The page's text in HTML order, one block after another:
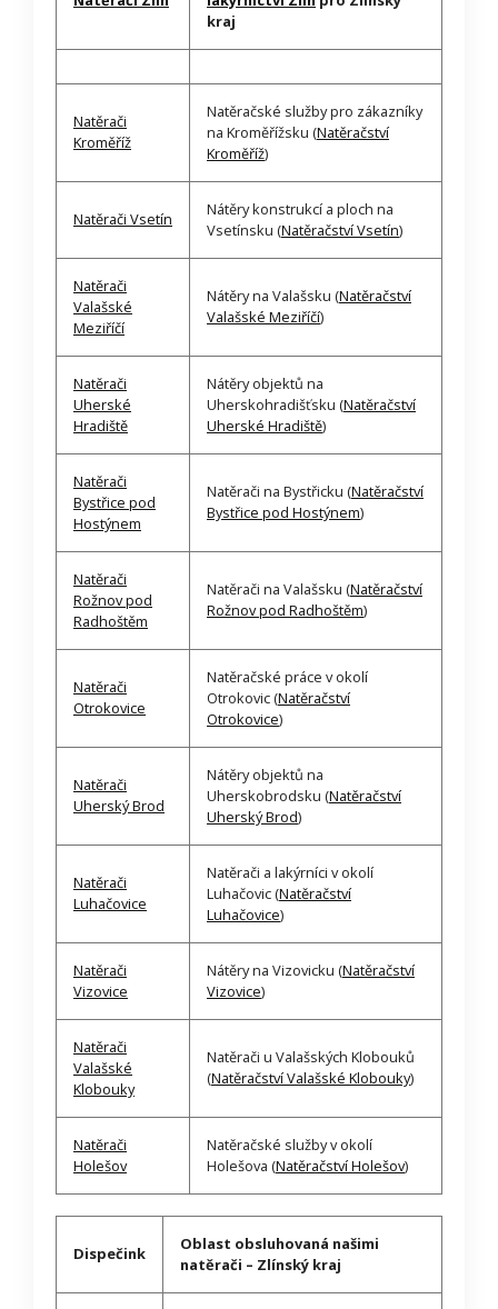
kraj
Natěrači
Kroměříž
Natěračské služby pro zákazníky
na Kroměřížsku (Natěračství
Kroměříž)
Natěrači Vsetín
Nátěry konstrukcí a ploch na
Vsetínsku (Natěračství Vsetín)
Natěrači
Valašské
Meziříčí
Nátěry na Valašsku (Natěračství
Valašské Meziříčí)
Natěrači
Uherské
Hradiště
Nátěry objektů na
Uherskohradišťsku (Natěračství
Uherské Hradiště)
Natěrači
Bystřice pod
Hostýnem
Natěrači na Bystřicku (Natěračství
Bystřice pod Hostýnem)
Natěrači
Rožnov pod
Radhoštěm
Natěrači na Valašsku (Natěračství
Rožnov pod Radhoštěm)
Natěrači
Otrokovice
Natěračské práce v okolí
Otrokovic (Natěračství
Otrokovice)
Natěrači
Uherský Brod
Nátěry objektů na
Uherskobrodsku (Natěračství
Uherský Brod)
Natěrači
Luhačovice
Natěrači a lakýrníci v okolí
Luhačovic (Natěračství
Luhačovice)
Natěrači
Vizovice
Nátěry na Vizovicku (Natěračství
Vizovice)
Natěrači
Valašské
Klobouky
Natěrači u Valašských Klobouků
(Natěračství Valašské Klobouky)
Natěrači
Holešov
Natěračské služby v okolí
Holešova (Natěračství Holešov)
Dispečink
Oblast obsluhovaná našimi
natěrači – Zlínský kraj